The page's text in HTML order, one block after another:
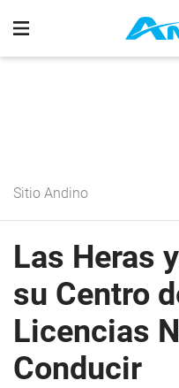
Sitio Andino
Las Heras
su Centro
Licencias
Conducir